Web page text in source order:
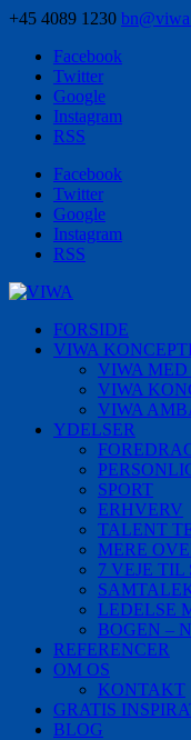
+45 4089 1230
Facebook
Twitter
Google
Instagram
RSS
Facebook
Twitter
Google
Instagram
RSS
FORSIDE
VIWA
VIWA
VIWA
VIWA
YDELSER
SPORT
ERHVERV
TALENT
MERE
7 VEJE TIL
LEDELSE
BOGEN –
REFERENCER
OM OS
KONTAKT
GRATIS
BLOG